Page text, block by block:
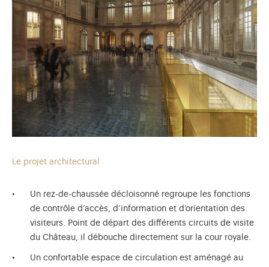
Le projet architectural
Un rez-de-chaussée décloisonné regroupe les fonctions
de contrôle d’accès, d’information et d’orientation des
visiteurs. Point de départ des différents circuits de visite
du Château, il débouche directement sur la cour royale.
Un confortable espace de circulation est aménagé au